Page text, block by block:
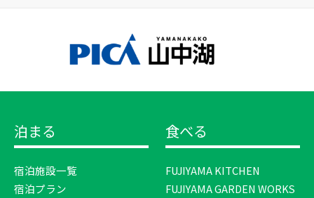
泊まる
宿泊施設一覧
宿泊プラン
食べる
FUJIYAMA KITCHEN
FUJIYAMA GARDEN WORKS